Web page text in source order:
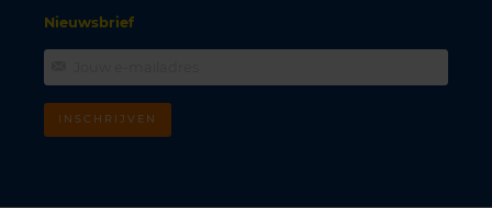
Nieuwsbrief
INSCHRIJVEN